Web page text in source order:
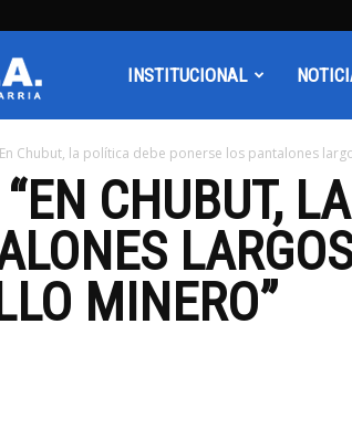
Olavarria
INSTITUCIONAL
Chubut, la política debe ponerse los pantalones
CHUBUT,
MINERO”